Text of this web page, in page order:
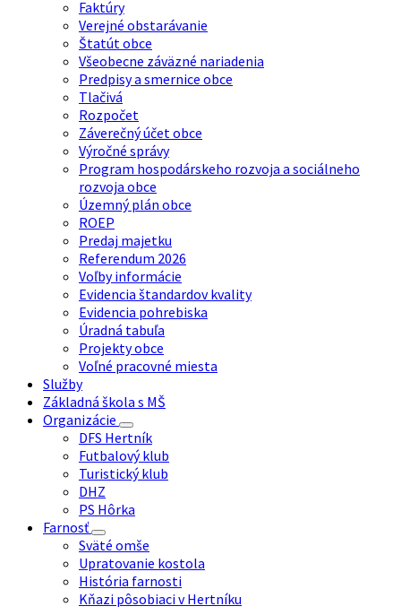
Faktúry
Verejné obstarávanie
Štatút obce
Všeobecne záväzné nariadenia
Predpisy a smernice obce
Tlačivá
Rozpočet
Záverečný účet obce
Výročné správy
Program hospodárskeho rozvoja a sociálneho
rozvoja obce
Územný plán obce
ROEP
Predaj majetku
Referendum 2026
Voľby informácie
Evidencia štandardov kvality
Evidencia pohrebiska
Úradná tabuľa
Projekty obce
Voľné pracovné miesta
Služby
Základná škola s MŠ
Organizácie
DFS Hertník
Futbalový klub
Turistický klub
DHZ
PS Hôrka
Farnosť
Sväté omše
Upratovanie kostola
História farnosti
Kňazi pôsobiaci v Hertníku